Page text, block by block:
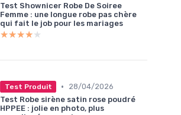
Test Shownicer Robe De Soiree
Femme : une longue robe pas chère
qui fait le job pour les mariages
★★★★★
★★★★★
Test Produit •
28/04/2026
Test Robe sirène satin rose poudré
HPPEE : jolie en photo, plus